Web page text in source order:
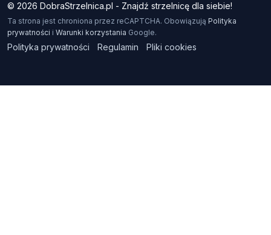
© 2026 DobraStrzelnica.pl - Znajdź strzelnicę dla siebie!
Ta strona jest chroniona przez reCAPTCHA. Obowiązują Polityka
prywatności i Warunki korzystania Google.
Polityka prywatności Regulamin Pliki cookies